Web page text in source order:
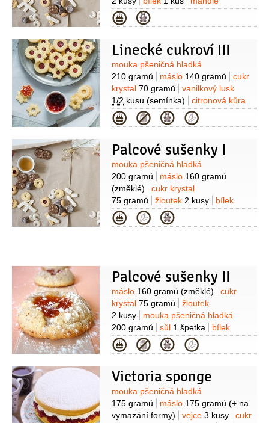
120 gramů
nasekané)
sůl
džem malinový
Kategorie
Linecké cukroví III
Suroviny
mouka pšeničná hladká
210 gramů
máslo 140 gramů
cukr
krystal 70 gramů
vanilkový lusk
1/2 kusu (semínka)
citronová kůra
1/2kusu žloutek 1 kus
malé)
sůl1 špetka
džem malinový
Kategorie
Palcové sušenky I
Suroviny
mouka pšeničná hladká
200 gramů
máslo 160 gramů
(změklé)
cukr krystal
75 gramů
žloutek 2 kusy
bílek
1 kus
mandle120 gramů
nasekané)
sůl1 špetka
džem
Kategorie
Palcové sušenky II
Suroviny
máslo 160 gramů (změklé)
cukr
krystal 75 gramů
žloutek
2 kusy
mouka pšeničná hladká
200 gramů
sůl 1 špetka
bílek
1 kus
džem malinový
100 gramů
mandle100 gramů (nebo
Kategorie
Victoria sponge
Suroviny
mouka pšeničná hladká
175 gramů
máslo 175 gramů (+ na
vymazání formy)
vejce 3 kusy
cukr